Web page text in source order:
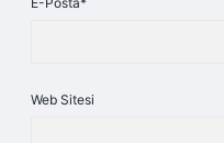
Web Sitesi